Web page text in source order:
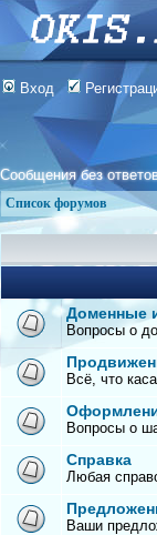
Вход
Сообщения без
Список форумов
Доменные
Вопросы о
Всё, что
Вопросы о
Справка
Любая
Ваши